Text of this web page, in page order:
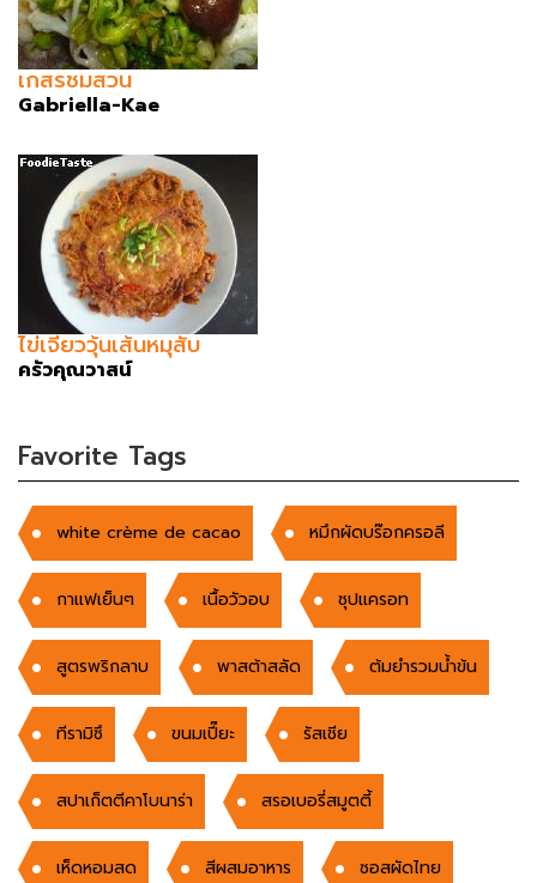
เกสรชมสวน
Gabriella-Kae
ไข่เจียววุ้นเส้นหมุสับ
ครัวคุณวาสน์
Favorite Tags
white crème de cacao หมึกผัดบร๊อกครอลี
กาแฟเย็นๆ เนื้อวัวอบ ซุปแครอท
สูตรพริกลาบ พาสต้าสลัด ต้มยำรวมน้ำข้น
ทีรามิซึ ขนมเปี๊ยะ รัสเชีย
สปาเก็ตตีคาโบนาร่า สรอเบอรี่สมูตตี้
เห็ดหอมสด สีผสมอาหาร ซอสผัดไทย